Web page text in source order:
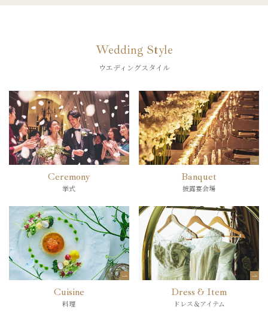
Wedding Style
ウエディングスタイル
Ceremony
挙式
Banquet
披露宴会場
Cuisine
料理
Dress & Item
ドレス＆アイテム